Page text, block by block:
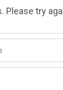
Please try